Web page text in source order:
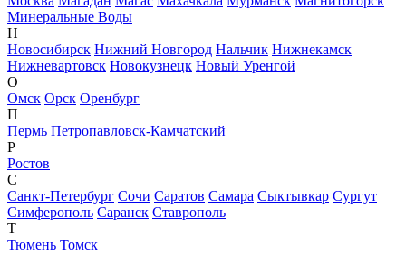
Минеральные Воды
Н
Новосибирск Нижний Новгород Нальчик Нижнекамск
Нижневартовск Новокузнецк Новый Уренгой
О
Омск Орск Оренбург
П
Пермь Петропавловск-Камчатский
Р
Ростов
С
Санкт-Петербург Сочи Саратов Самара Сыктывкар Сургут
Симферополь Саранск Ставрополь
Т
Тюмень Томск